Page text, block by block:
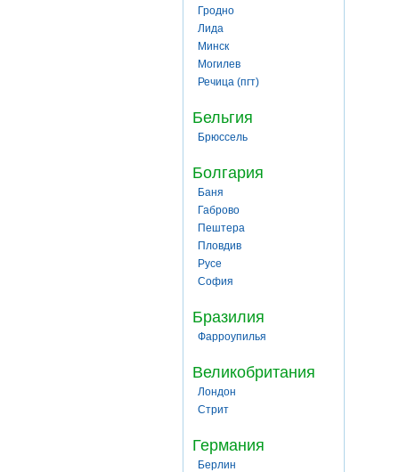
Гродно
Лида
Минск
Могилев
Речица (пгт)
Бельгия
Брюссель
Болгария
Баня
Габрово
Пештера
Пловдив
Русе
София
Бразилия
Фарроупилья
Великобритания
Лондон
Стрит
Германия
Берлин